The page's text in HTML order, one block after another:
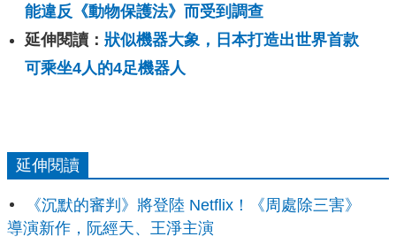
能違反《動物保護法》而受到調查
延伸閱讀： 狀似機器大象，日本打造出世界首款
可乘坐4人的4足機器人
延伸閱讀
《沉默的審判》將登陸 Netflix！《周處除三害》
導演新作，阮經天、王淨主演